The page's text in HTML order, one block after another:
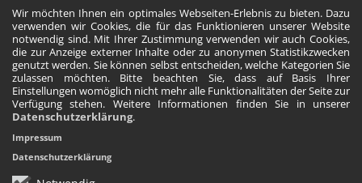
Wir möchten Ihnen ein optimales Webseiten-Erlebnis zu bieten. Dazu
verwenden wir Cookies, die für das Funktionieren unserer Website
notwendig sind. Mit Ihrer Zustimmung verwenden wir auch Cookies,
die zur Anzeige externer Inhalte oder zu anonymen Statistikzwecken
genutzt werden. Sie können selbst entscheiden, welche Kategorien Sie
zulassen möchten. Bitte beachten Sie, dass auf Basis Ihrer
Einstellungen womöglich nicht mehr alle Funktionalitäten der Seite zur
Verfügung stehen. Weitere Informationen finden Sie in unserer
Datenschutzerklärung.
Impressum
Datenschutzerklärung